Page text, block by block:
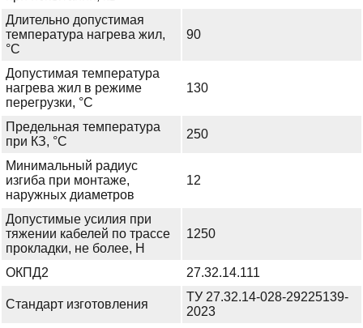
Длительно допустимая
температура нагрева жил,
°С
90
Допустимая температура
нагрева жил в режиме
перегрузки, °С
130
Предельная температура
при КЗ, °С
250
Минимальный радиус
изгиба при монтаже,
наружных диаметров
12
Допустимые усилия при
тяжении кабелей по трассе
прокладки, не более, Н
1250
ОКПД2 27.32.14.111
Стандарт изготовления
ТУ 27.32.14-028-29225139-
2023